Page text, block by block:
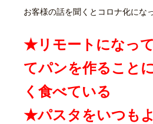
お客様の話を聞くとコロナ化にな
★リモートになっ
てパンを作ること
く食べている
★パスタをいつも